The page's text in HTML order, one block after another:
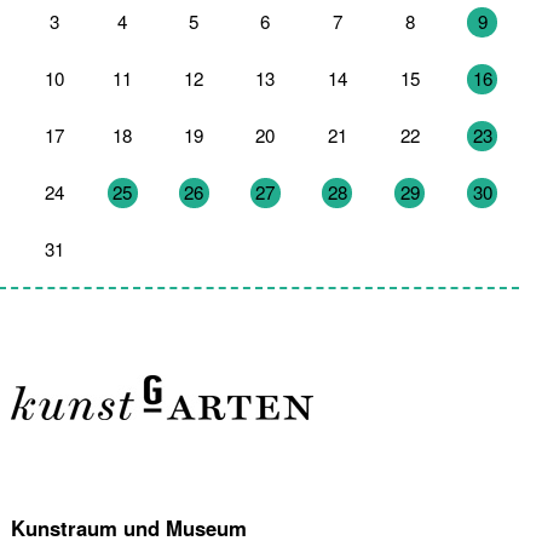
3 4 5 6 7 8 9
10 11 12 13 14 15 16
17 18 19 20 21 22 23
24 25 26 27 28 29 30
31
Kunstraum und Museum